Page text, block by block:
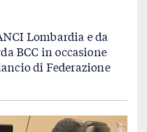
Lombardia e da
BCC in occasione
di Federazione